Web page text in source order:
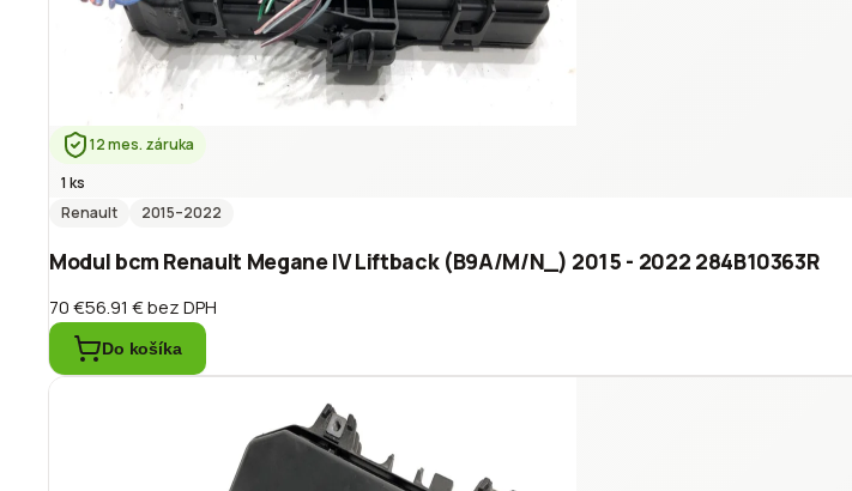
12 mes. záruka
1 ks
Renault
2015–2022
Modul bcm Renault Megane IV Liftback (B9A/M/N_) 2015 - 2022 284B10363R
70 €56.91 €bez DPH
Do košíka